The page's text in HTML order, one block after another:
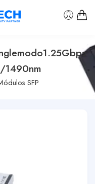
1490nm
SFP